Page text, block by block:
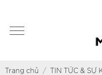
Trang chủ
TIN TỨC & SỰ